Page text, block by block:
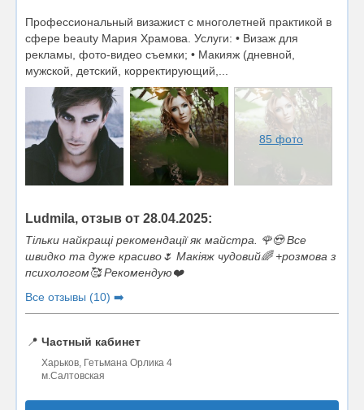
Профессиональный визажист с многолетней практикой в
сфере beauty Мария Храмова. Услуги: • Визаж для
рекламы, фото-видео съемки; • Макияж (дневной,
мужской, детский, корректирующий,...
85 фото
Ludmila, отзыв от 28.04.2025:
Тільки найкращі рекомендації як майстра. 🌹😍 Все
швидко та дуже красиво🌷 Макіяж чудовий🌈 +розмова з
психологом🥰 Рекомендую❤️
Все отзывы (10) ➡️
📍 Частный кабинет
Харьков, Гетьмана Орлика 4
м.Салтовская